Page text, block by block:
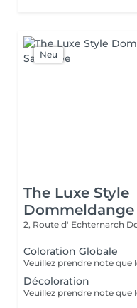
Neu
The Luxe Style
Dommeldange
2, Route d' Echternarch
Coloration Globale
Décoloration